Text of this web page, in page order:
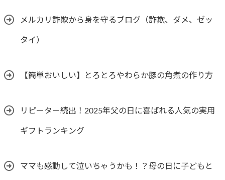
メルカリ詐欺から身を守るブログ（詐欺、ダメ、ゼッ
タイ）
【簡単おいしい】とろとろやわらか豚の角煮の作り方
リピーター続出！2025年父の日に喜ばれる人気の実用
ギフトランキング
ママも感動して泣いちゃうかも！？母の日に子どもと